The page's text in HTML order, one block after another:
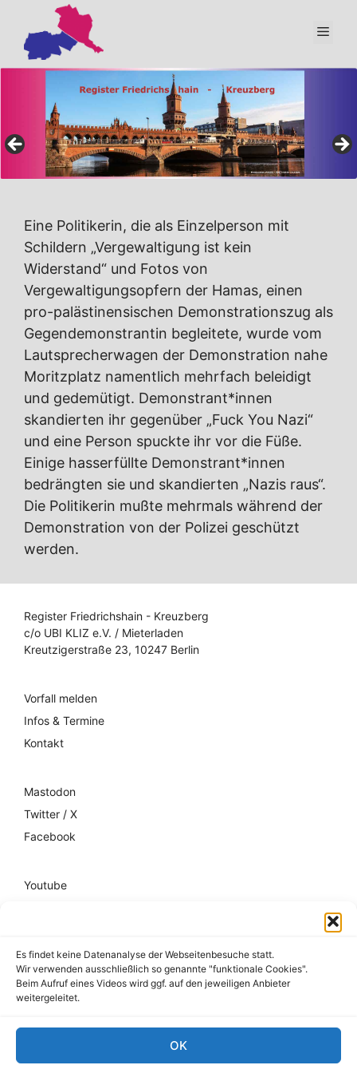
Es findet keine Datenanalyse der Webseitenbesuche statt.
Wir verwenden ausschließlich so genannte "funktionale Cookies".
Beim Aufruf eines Videos wird ggf. auf den jeweiligen Anbieter
weitergeleitet.
OK
Inhalt
springen
Eine Politikerin, die als Einzelperson mit
Schildern „Vergewaltigung ist kein
Widerstand“ und Fotos von
Vergewaltigungsopfern der Hamas, einen
pro-palästinensischen Demonstrationszug als
Gegendemonstrantin begleitete, wurde vom
Lautsprecherwagen der Demonstration nahe
Moritzplatz namentlich mehrfach beleidigt
und gedemütigt. Demonstrant*innen
skandierten ihr gegenüber „Fuck You Nazi“
und eine Person spuckte ihr vor die Füße.
Einige hasserfüllte Demonstrant*innen
bedrängten sie und skandierten „Nazis raus“.
Die Politikerin mußte mehrmals während der
Demonstration von der Polizei geschützt
werden.
Register Friedrichshain - Kreuzberg
c/o UBI KLIZ e.V. / Mieterladen
Kreutzigerstraße 23, 10247 Berlin
Vorfall melden
Infos & Termine
Kontakt
Mastodon
Twitter / X
Facebook
Youtube
Impressum
Datenschutz